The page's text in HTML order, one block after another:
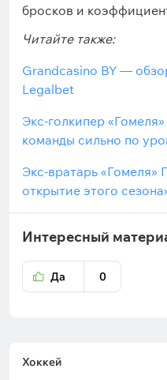
бросков и
Читайте также:
Grandcasino BY —
Legalbet
Экс-голкипер
команды сильно по
Экс-вратарь «Гомеля»
открытие этого
Интересный
Да 0
Хоккей